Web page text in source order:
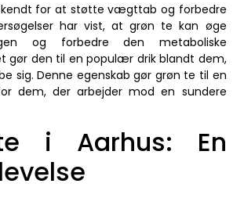
kendt for at støtte vægttab og forbedre
har vist, at grøn te kan øge
og forbedre den metaboliske
gør den til en populær drik blandt dem,
sig. Denne egenskab gør grøn te til en
dem, der arbejder mod en sundere
i Aarhus: En